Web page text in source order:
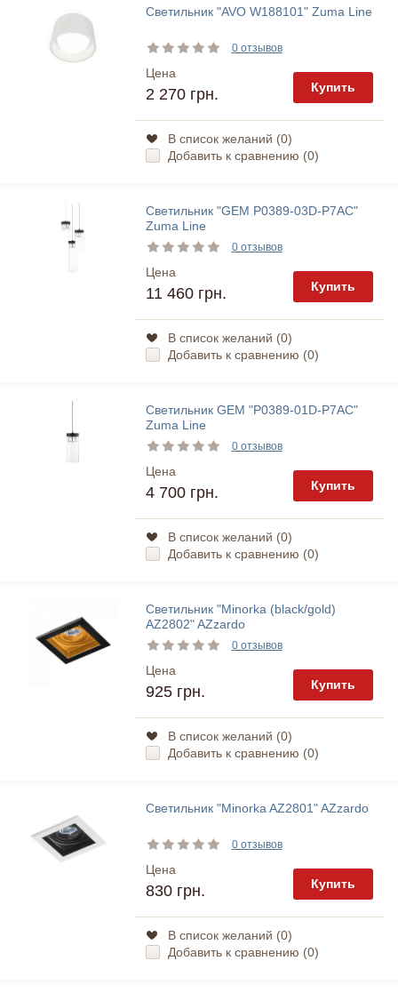
Светильник "AVO W188101" Zuma Line
0 отзывов
Цена
2 270 грн. Купить
В список желаний (0)
Добавить к сравнению (0)
Светильник "GEM P0389-03D-P7AC"
Zuma Line
0 отзывов
Цена
11 460 грн. Купить
В список желаний (0)
Добавить к сравнению (0)
Светильник GEM "P0389-01D-P7AC"
Zuma Line
0 отзывов
Цена
4 700 грн. Купить
В список желаний (0)
Добавить к сравнению (0)
Светильник "Minorka (black/gold)
AZ2802" AZzardo
0 отзывов
Цена
925 грн. Купить
В список желаний (0)
Добавить к сравнению (0)
Светильник "Minorka AZ2801" AZzardo
0 отзывов
Цена
830 грн. Купить
В список желаний (0)
Добавить к сравнению (0)